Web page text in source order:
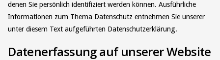
denen Sie persönlich identifiziert werden können. Ausführliche
Informationen zum Thema Datenschutz entnehmen Sie unserer
unter diesem Text aufgeführten Datenschutzerklärung.
Datenerfassung auf unserer Website